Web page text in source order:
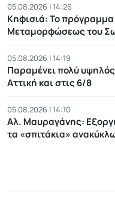
05.08.2026 | 14:26
Κηφισιά: Το
Μεταμορφώσεως του
05.08.2026 | 14:19
Παραμένει πολύ
Αττική και στις 6/8
05.08.2026 | 14:10
Αλ. Μαυραγάνης:
τα «σπιτάκια»